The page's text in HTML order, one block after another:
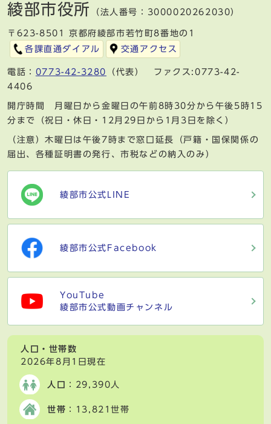
綾部市役所 （法人番号：3000020262030）
〒623-8501 京都府綾部市若竹町8番地の1
各課直通ダイアル
交通アクセス
電話： 0773-42-3280
（代表） ファクス:0773-42-
4406
開庁時間 月曜日から金曜日の午前8時30分から午後5時15
分まで（祝日・休日・12月29日から1月3日を除く）
（注意）木曜日は午後7時まで窓口延長（戸籍・国保関係の
届出、各種証明書の発行、市税などの納入のみ）
綾部市公式LINE
綾部市公式Facebook
YouTube
綾部市公式動画チャンネル
人口・世帯数
2026年8月1日現在
人口 ：29,390人
世帯 ：13,821世帯